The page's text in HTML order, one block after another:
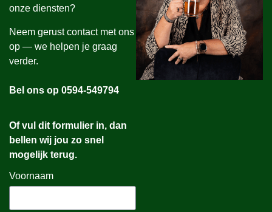
onze diensten?
Neem gerust contact met ons
op — we helpen je graag
verder.
Bel ons op 0594-549794
Of vul dit formulier in, dan
bellen wij jou zo snel
mogelijk terug.
Voornaam